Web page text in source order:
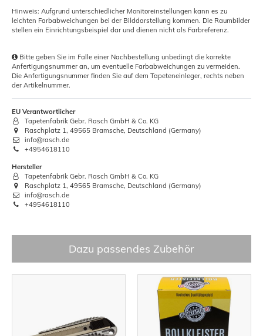
Hinweis: Aufgrund unterschiedlicher Monitoreinstellungen kann es zu
leichten Farbabweichungen bei der Bilddarstellung kommen. Die Raumbilder
stellen ein Einrichtungsbeispiel dar und dienen nicht als Farbreferenz.
Bitte geben Sie im Falle einer Nachbestellung unbedingt die korrekte
Anfertigungsnummer an, um eventuelle Farbabweichungen zu vermeiden.
Die Anfertigungsnummer finden Sie auf dem Tapeteneinleger, rechts neben
der Artikelnummer.
EU Verantwortlicher
Tapetenfabrik Gebr. Rasch GmbH & Co. KG
Raschplatz 1, 49565 Bramsche, Deutschland (Germany)
info@rasch.de
+4954618110
Hersteller
Tapetenfabrik Gebr. Rasch GmbH & Co. KG
Raschplatz 1, 49565 Bramsche, Deutschland (Germany)
info@rasch.de
+4954618110
Dazu passendes Zubehör